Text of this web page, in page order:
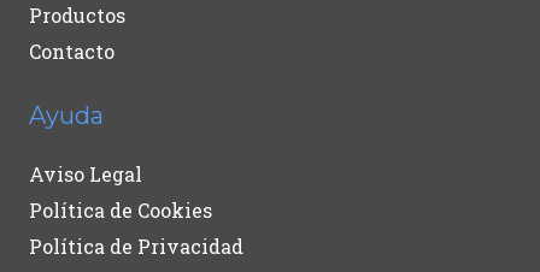
Productos
Contacto
Ayuda
Aviso Legal
Política de Cookies
Política de Privacidad